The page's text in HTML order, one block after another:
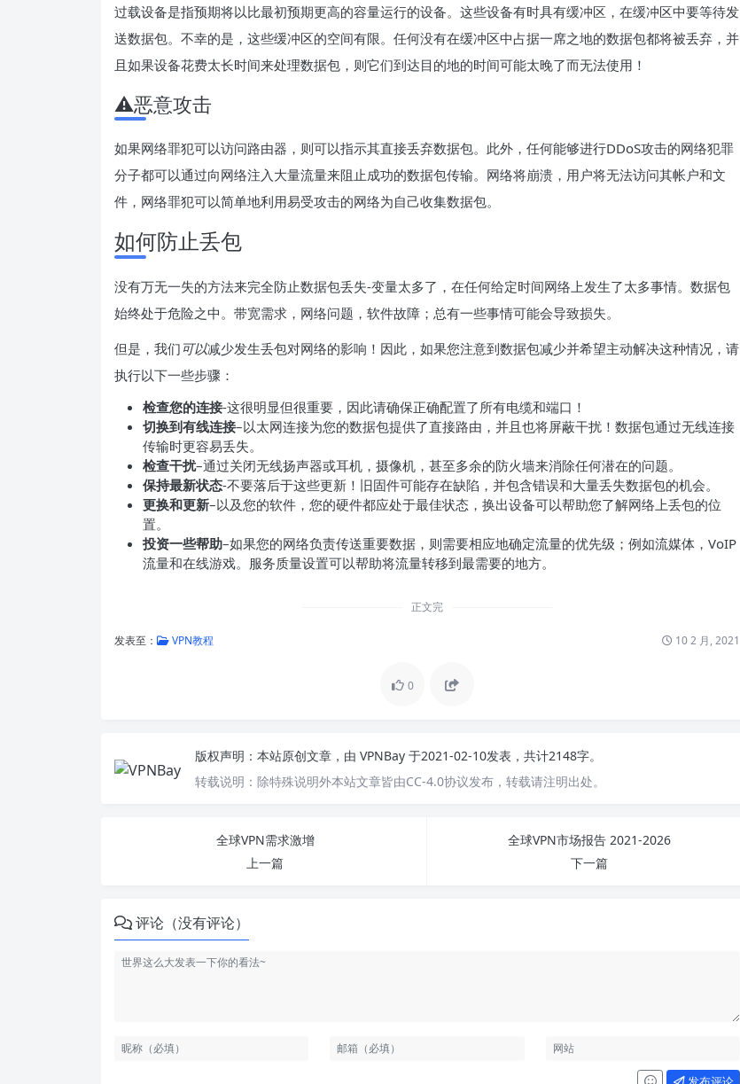
过载设备是指预期将以比最初预期更高的容量运行的设备。这些设备有时具有缓冲区，在缓冲区中要等待发
送数据包。不幸的是，这些缓冲区的空间有限。任何没有在缓冲区中占据一席之地的数据包都将被丢弃，并
且如果设备花费太长时间来处理数据包，则它们到达目的地的时间可能太晚了而无法使用！
⚠️恶意攻击
如果网络罪犯可以访问路由器，则可以指示其直接丢弃数据包。此外，任何能够进行DDoS攻击的网络犯罪
分子都可以通过向网络注入大量流量来阻止成功的数据包传输。网络将崩溃，用户将无法访问其帐户和文
件，网络罪犯可以简单地利用易受攻击的网络为自己收集数据包。
如何防止丢包
没有万无一失的方法来完全防止数据包丢失-变量太多了，在任何给定时间网络上发生了太多事情。数据包
始终处于危险之中。带宽需求，网络问题，软件故障；总有一些事情可能会导致损失。
但是，我们 可以减少发生丢包对网络的影响！因此，如果您注意到数据包减少并希望主动解决这种情况，请
执行以下一些步骤：
检查您的连接-这很明显但很重要，因此请确保正确配置了所有电缆和端口！
切换到有线连接–以太网连接为您的数据包提供了直接路由，并且也将屏蔽干扰！数据包通过无线连接
传输时更容易丢失。
检查干扰–通过关闭无线扬声器或耳机，摄像机，甚至多余的防火墙来消除任何潜在的问题。
保持最新状态-不要落后于这些更新！旧固件可能存在缺陷，并包含错误和大量丢失数据包的机会。
更换和更新–以及您的软件，您的硬件都应处于最佳状态，换出设备可以帮助您了解网络上丢包的位
置。
投资一些帮助–如果您的网络负责传送重要数据，则需要相应地确定流量的优先级；例如流媒体，VoIP
流量和在线游戏。服务质量设置可以帮助将流量转移到最需要的地方。
正文完
发表至： VPN教程 10 2 月, 2021
0
版权声明： 本站原创文章，由 VPNBay 于2021-02-10发表，共计2148字。
转载说明： 除特殊说明外本站文章皆由CC-4.0协议发布，转载请注明出处。
全球VPN需求激增
上一篇
全球VPN市场报告 2021-2026
下一篇
评论（没有评论）